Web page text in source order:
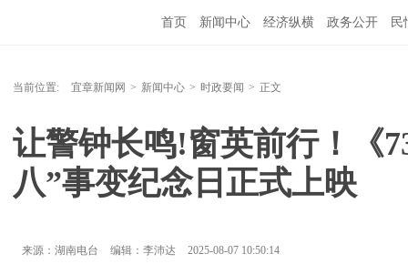
首页 新闻中心 经济纵横 政务公开 民
当前位置: 宜章新闻网 > 新闻中心 > 时政要闻 > 正文
让警钟长鸣!窗英前行！《
八”事变纪念日正式上映
来源：湖南电台 编辑：李沛达 2025-08-07 10:50:14